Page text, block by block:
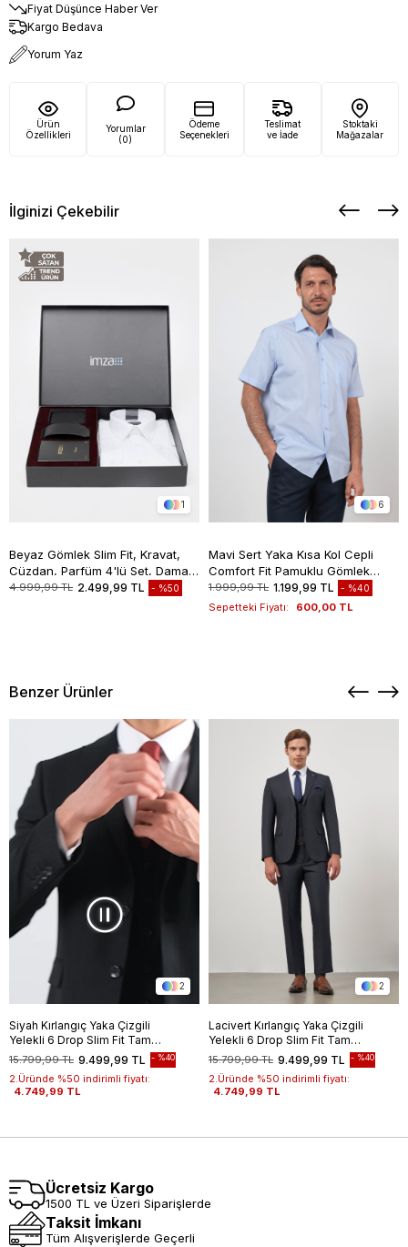
Fiyat Düşünce Haber Ver
Kargo Bedava
Yorum Yaz
Ürün
Özellikleri
Yorumlar
(0)
Ödeme
Seçenekleri
Teslimat
ve İade
Stoktaki
Mağazalar
İlginizi Çekebilir
1
Beyaz Gömlek Slim Fit, Kravat,
Cüzdan, Parfüm 4'lü Set, Damat
Bohçası, Hediye Seti, Düğün Set
4.999,99 TL 2.499,99 TL %50
6
Mavi Sert Yaka Kısa Kol Cepli
Comfort Fit Pamuklu Gömlek
1004260258
1.999,99 TL 1.199,99 TL %40
Sepetteki Fiyatı: 600,00 TL
Benzer Ürünler
2
Siyah Kırlangıç Yaka Çizgili
Yelekli 6 Drop Slim Fit Tam
Astar Yünlü Takım Elbise
1001245154
9.499,99 TL
15.799,99 TL %40
2.Üründe %50 indirimli fiyatı:
4.749,99 TL
2
Lacivert Kırlangıç Yaka Çizgili
Yelekli 6 Drop Slim Fit Tam
Astar Yünlü Takım Elbise
1001245154
9.499,99 TL
15.799,99 TL %40
2.Üründe %50 indirimli fiyatı:
4.749,99 TL
Ücretsiz Kargo
1500 TL ve Üzeri Siparişlerde
Taksit İmkanı
Tüm Alışverişlerde Geçerli